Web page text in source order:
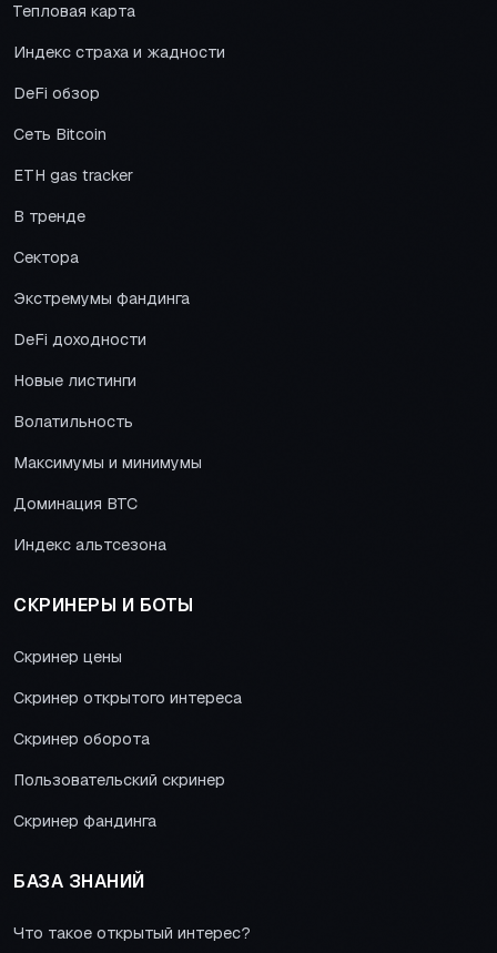
Тепловая карта
Индекс страха и жадности
DeFi обзор
Сеть Bitcoin
ETH gas tracker
В тренде
Сектора
Экстремумы фандинга
DeFi доходности
Новые листинги
Волатильность
Максимумы и минимумы
Доминация BTC
Индекс альтсезона
СКРИНЕРЫ И БОТЫ
Скринер цены
Скринер открытого интереса
Скринер оборота
Пользовательский скринер
Скринер фандинга
БАЗА ЗНАНИЙ
Что такое открытый интерес?